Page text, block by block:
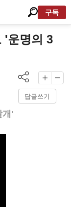
구독
'운명의 3
답글쓰기
개'